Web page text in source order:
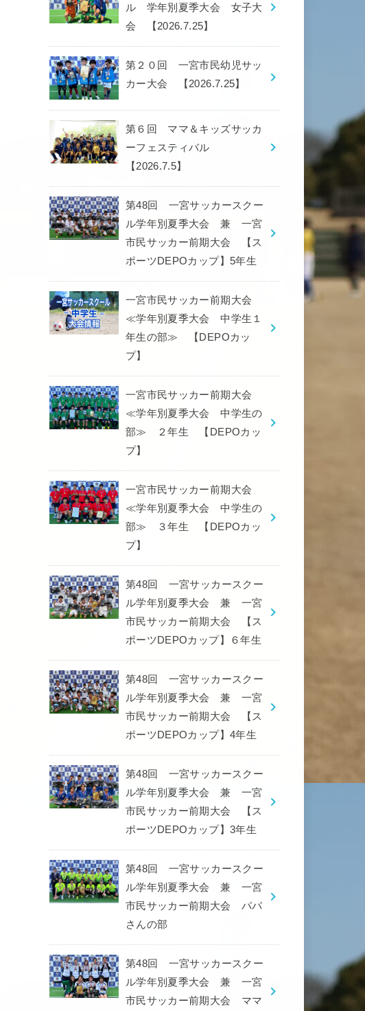
ル 学年別夏季大会 女子大
会 【2026.7.25】
第２０回 一宮市民幼児サッ
カー大会 【2026.7.25】
第６回 ママ＆キッズサッカ
ーフェスティバル
【2026.7.5】
第48回 一宮サッカースクー
ル学年別夏季大会 兼 一宮
市民サッカー前期大会 【ス
ポーツDEPOカップ】5年生
一宮市民サッカー前期大会
≪学年別夏季大会 中学生１
年生の部≫ 【DEPOカッ
プ】
一宮市民サッカー前期大会
≪学年別夏季大会 中学生の
部≫ ２年生 【DEPOカッ
プ】
一宮市民サッカー前期大会
≪学年別夏季大会 中学生の
部≫ ３年生 【DEPOカッ
プ】
第48回 一宮サッカースクー
ル学年別夏季大会 兼 一宮
市民サッカー前期大会 【ス
ポーツDEPOカップ】６年生
第48回 一宮サッカースクー
ル学年別夏季大会 兼 一宮
市民サッカー前期大会 【ス
ポーツDEPOカップ】4年生
第48回 一宮サッカースクー
ル学年別夏季大会 兼 一宮
市民サッカー前期大会 【ス
ポーツDEPOカップ】3年生
第48回 一宮サッカースクー
ル学年別夏季大会 兼 一宮
市民サッカー前期大会 パパ
さんの部
第48回 一宮サッカースクー
ル学年別夏季大会 兼 一宮
市民サッカー前期大会 ママ